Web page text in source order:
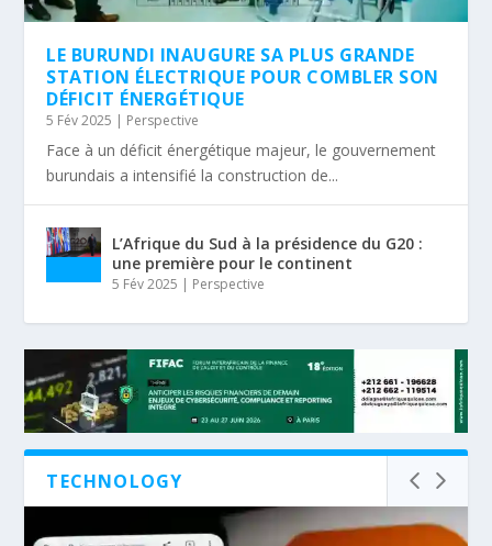
LE BURUNDI INAUGURE SA PLUS GRANDE
STATION ÉLECTRIQUE POUR COMBLER SON
DÉFICIT ÉNERGÉTIQUE
5 Fév 2025 | Perspective
Face à un déficit énergétique majeur, le gouvernement
burundais a intensifié la construction de...
L’Afrique du Sud à la présidence du G20 :
une première pour le continent
5 Fév 2025 | Perspective
TECHNOLOGY